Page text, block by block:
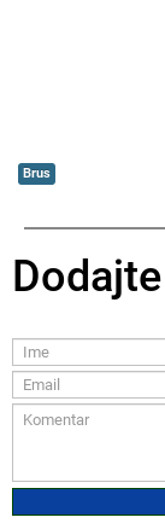
Brus